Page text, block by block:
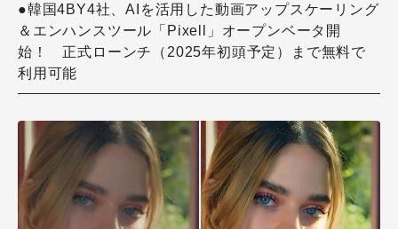
●韓国4BY4社、AIを活用した動画アップスケーリング
＆エンハンスツール「Pixell」オープンベータ開
始！ 正式ローンチ（2025年初頭予定）まで無料で
利用可能